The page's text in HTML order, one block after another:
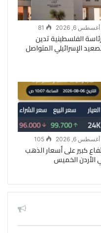
أغسطس 6, 2026 81
الفلسطينية تدين
الإسرائيلي المتواصل
أغسطس 6, 2026 105
كبير على أسعار الذهب
الأردن الخميس